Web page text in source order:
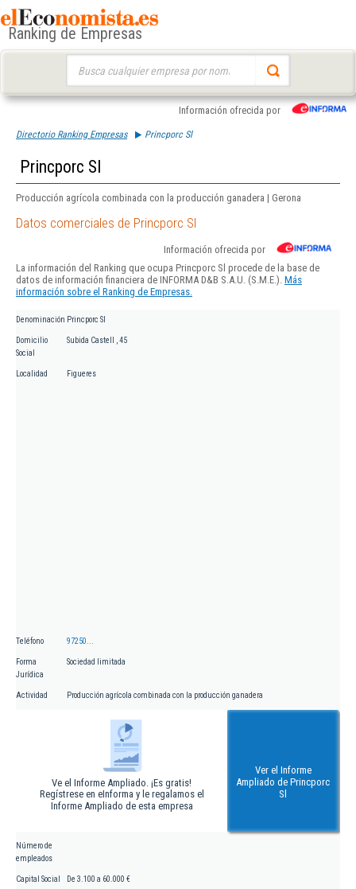
Ranking de Empresas
Información ofrecida por
Directorio Ranking Empresas Princporc Sl
Princporc Sl
Producción agrícola combinada con la producción ganadera | Gerona
Datos comerciales de Princporc Sl
Información ofrecida por
La información del Ranking que ocupa Princporc Sl procede de la base de
datos de información financiera de INFORMA D&B S.A.U. (S.M.E.). Más
información sobre el Ranking de Empresas.
Denominación Princporc Sl
Domicilio
Social
Subida Castell , 45
Localidad Figueres
Teléfono 97250...
Forma
Jurídica
Sociedad limitada
Actividad Producción agrícola combinada con la producción ganadera
Ve el Informe Ampliado. ¡Es gratis!
Regístrese en eInforma y le regalamos el
Informe Ampliado de esta empresa
Ver el Informe
Ampliado de Princporc
Sl
Número de
empleados
Capital Social De 3.100 a 60.000 €